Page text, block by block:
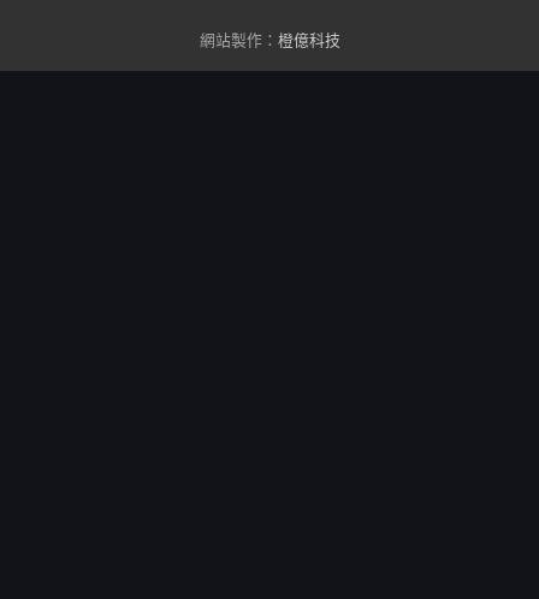
網站製作： 橙億科技